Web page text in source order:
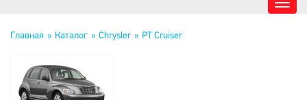
Главная Каталог Chrysler PT Cruiser